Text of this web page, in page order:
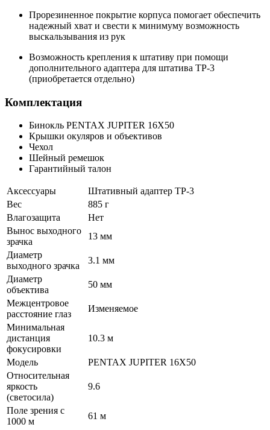
Прорезиненное покрытие корпуса помогает обеспечить
надежный хват и свести к минимуму возможность
выскальзывания из рук
Возможность крепления к штативу при помощи
дополнительного адаптера для штатива TP-3
(приобретается отдельно)
Комплектация
Бинокль PENTAX JUPITER 16X50
Крышки окуляров и объективов
Чехол
Шейный ремешок
Гарантийный талон
Аксессуары
Штативный адаптер TP-3
Вес
885 г
Влагозащита
Нет
Вынос выходного
зрачка
13 мм
Диаметр
выходного зрачка
3.1 мм
Диаметр
объектива
50 мм
Межцентровое
расстояние глаз
Изменяемое
Минимальная
дистанция
фокусировки
10.3 м
Модель
PENTAX JUPITER 16X50
Относительная
яркость
(светосила)
9.6
Поле зрения с
1000 м
61 м